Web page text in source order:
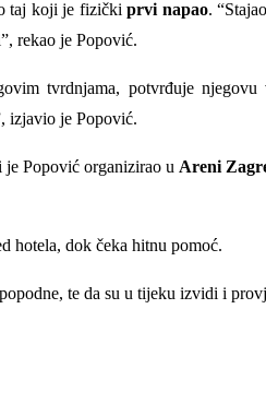
taj koji je fizičkiprvi napao.
rekao je Popović.
tvrdnjama, potvrđuje
izjavio je Popović.
je Popović organizirao u Areni
hotela, dok čeka hitnu pomoć.
te da su u tijeku izvidi i